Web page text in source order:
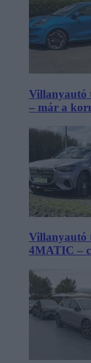
Villanyautó
– már a
Villanyautó
4MATIC –